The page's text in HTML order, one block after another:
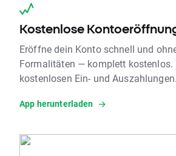
Kostenlose
Eröffne dein Konto schnell und
Formalitäten — komplett kostenlos.
kostenlosen Ein- und Auszahlungen.
App herunterladen